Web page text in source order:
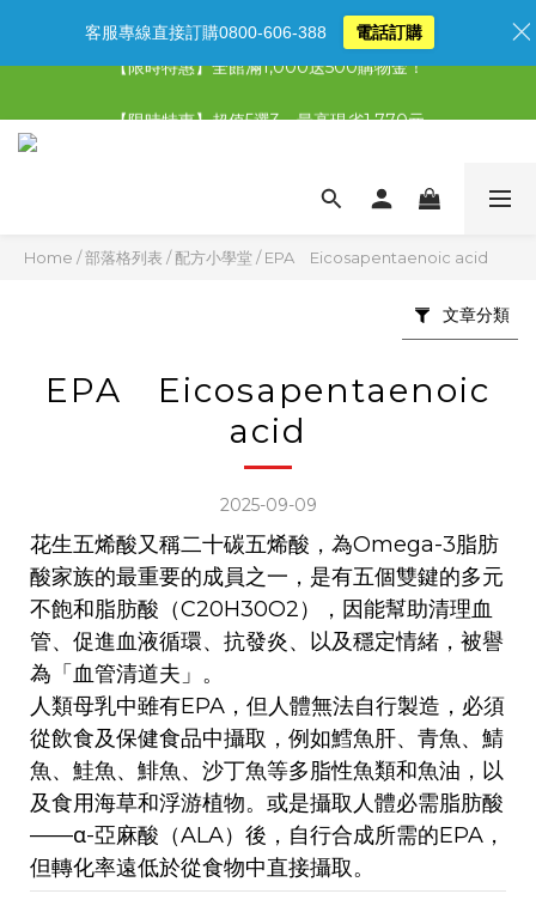
【限時特惠】全館滿1,000送500購物金！
【限時特惠】全館滿1,000送500購物金！
Home /部落格列表 /配方小學堂/EPA Eicosapentaenoic acid
文章分類
EPA Eicosapentaenoic
acid
2025-09-09
花生五烯酸又稱二十碳五烯酸，為Omega-3脂肪
酸家族的最重要的成員之一，是有五個雙鍵的多元
不飽和脂肪酸（C20H30O2），因能幫助清理血
管、促進血液循環、抗發炎、以及穩定情緒，被譽
為「血管清道夫」。
人類母乳中雖有EPA，但人體無法自行製造，必須
從飲食及保健食品中攝取，例如鱈魚肝、青魚、鯖
魚、鮭魚、鯡魚、沙丁魚等多脂性魚類和魚油，以
及食用海草和浮游植物。或是攝取人體必需脂肪酸
——α-亞麻酸（ALA）後，自行合成所需的EPA，
但轉化率遠低於從食物中直接攝取。
客服專線直接訂購0800-606-388 電話訂購